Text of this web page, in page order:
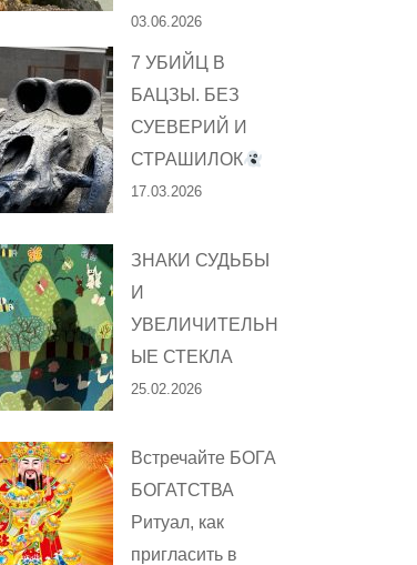
03.06.2026
7 УБИЙЦ В
БАЦЗЫ. БЕЗ
СУЕВЕРИЙ И
СТРАШИЛОК
17.03.2026
ЗНАКИ СУДЬБЫ
И
УВЕЛИЧИТЕЛЬН
ЫЕ СТЕКЛА
25.02.2026
Встречайте БОГА
БОГАТСТВА
Ритуал, как
пригласить в